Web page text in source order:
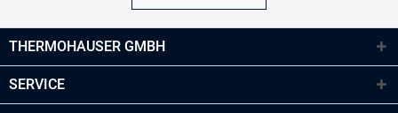
THERMOHAUSER GMBH
SERVICE